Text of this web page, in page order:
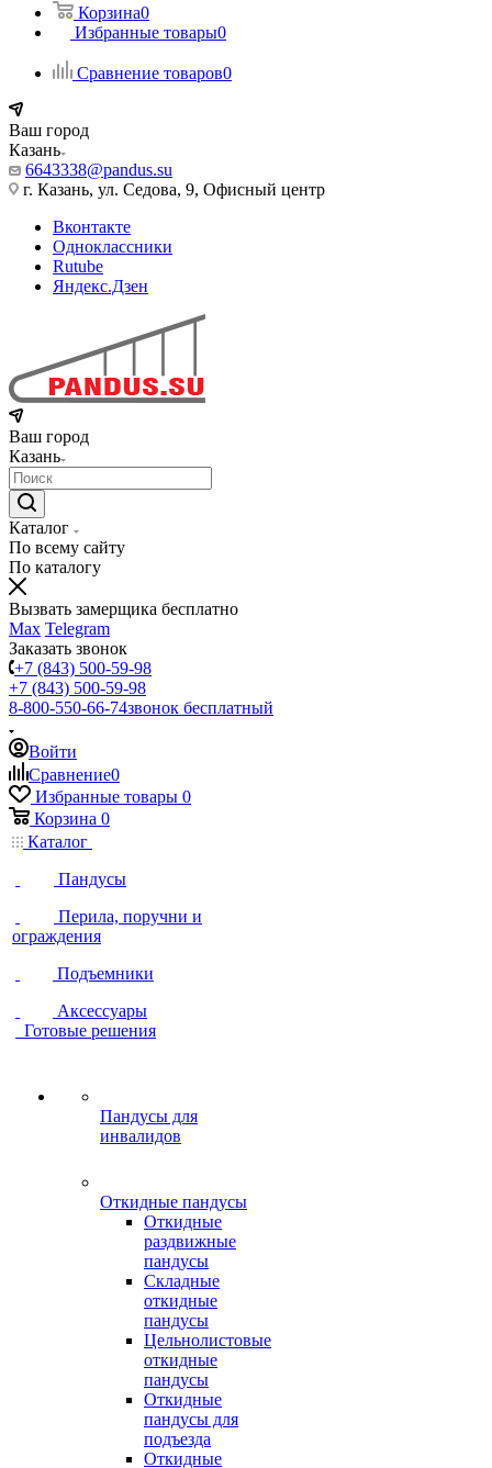
Корзина0
Избранные товары0
Сравнение товаров0
Ваш город
Казань
6643338@pandus.su
г. Казань, ул. Седова, 9, Офисный центр
Вконтакте
Одноклассники
Rutube
Яндекс.Дзен
Ваш город
Казань
Каталог
По всему сайту
По каталогу
Вызвать замерщика бесплатно
Max Telegram
Заказать звонок
+7 (843) 500-59-98
+7 (843) 500-59-98
8-800-550-66-74звонок бесплатный
Войти
Сравнение0
Избранные товары 0
Корзина 0
Каталог
Пандусы
Перила, поручни и
ограждения
Подъемники
Аксессуары
Готовые решения
Пандусы для
инвалидов
Откидные пандусы
Откидные
раздвижные
пандусы
Складные
откидные
пандусы
Цельнолистовые
откидные
пандусы
Откидные
пандусы для
подъезда
Откидные